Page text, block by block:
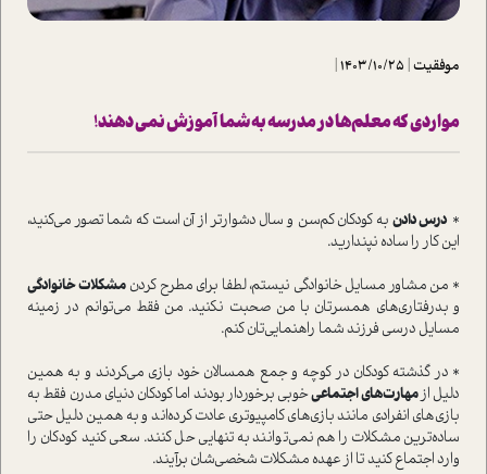
موفقیت|
1403/10/25
|
مواردی که معلم‌ها در مدرسه به شما آموزش نمی دهند!
* درس دادن به کودکان کم‌سن و سال دشوارتر از آن است که شما تصور می‌کنید،
این کار را ساده نپندارید.
* من مشاور مسایل خانوادگی نیستم، لطفا برای مطرح کردنمشکلات خانوادگی
و بدرفتاری‌های همسرتان با من صحبت نکنید. من فقط می‌توانم در زمینه
مسایل درسی فرزند شما راهنمایی‌تان کنم.
* در گذشته کودکان در کوچه و جمع همسالان خود بازی می‌کردند و به همین
دلیل ازمهارت‌های اجتماعیخوبی برخوردار بودند اما کودکان دنیای مدرن فقط به
بازی‌های انفرادی مانند بازی‌های کامپیوتری عادت کرده‌اند و به همین دلیل حتی
ساده‌ترین مشکلات را هم نمی‌توانند به تنهایی حل کنند. سعی کنید کودکان را
وارد اجتماع کنید تا از عهده مشکلات شخصی‌شان برآیند.